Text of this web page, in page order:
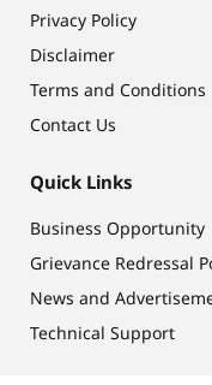
Privacy Policy
Disclaimer
Terms and Conditions
Contact Us
Quick Links
Business Opportunity
Grievance Redressal
News and
Technical Support